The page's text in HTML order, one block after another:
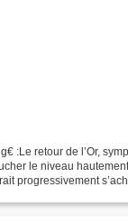
:Le retour de l’Or,
le niveau
progressivement